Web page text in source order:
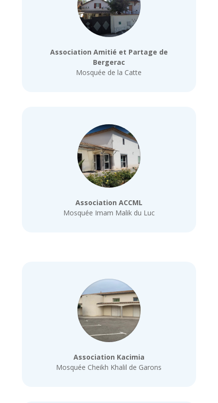
Association Amitié et Partage de
Bergerac
Mosquée de la Catte
Association ACCML
Mosquée Imam Malik du Luc
Association Kacimia
Mosquée Cheikh Khalil de Garons